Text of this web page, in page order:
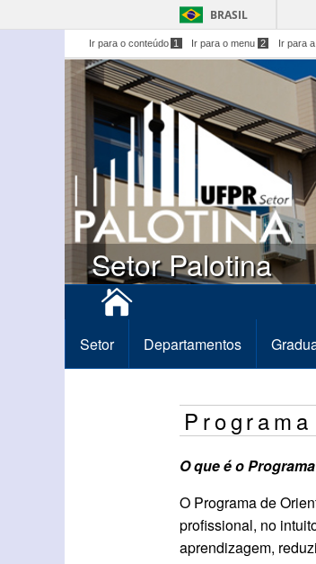
BRASIL
Ir para o conteúdo 1 Ir para o menu 2 Ir para
Setor Palotina
Setor Departamentos
O que é o
O Programa de
profissional, no
aprendizagem,